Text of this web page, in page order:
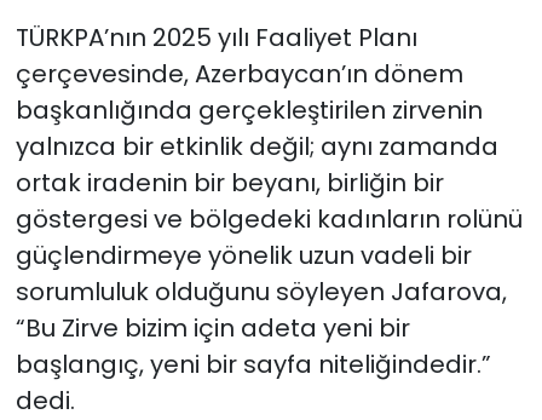
TÜRKPA’nın 2025 yılı Faaliyet Planı
çerçevesinde, Azerbaycan’ın dönem
başkanlığında gerçekleştirilen zirvenin
yalnızca bir etkinlik değil; aynı zamanda
ortak iradenin bir beyanı, birliğin bir
göstergesi ve bölgedeki kadınların rolünü
güçlendirmeye yönelik uzun vadeli bir
sorumluluk olduğunu söyleyen Jafarova,
“Bu Zirve bizim için adeta yeni bir
başlangıç, yeni bir sayfa niteliğindedir.”
dedi.